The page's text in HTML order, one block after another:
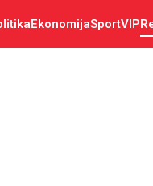
EkonomijaSportVIP